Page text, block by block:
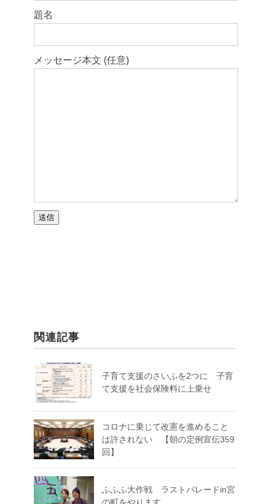
題名
メッセージ本文 (任意)
関連記事
子育て支援のさいふを2つに 子育
て支援を社会保険料に上乗せ
コロナに乗じて改憲を進めること
は許されない 【朝の定例宣伝359
回】
ふふふ大作戦 ラストパレードin宮
の町をやります